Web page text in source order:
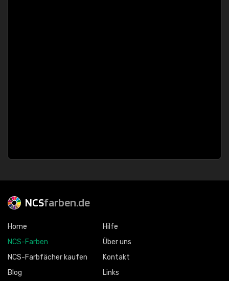
NCSfarben.de
Home
NCS-Farben
NCS-Farbfächer kaufen
Blog
Hilfe
Über uns
Kontakt
Links